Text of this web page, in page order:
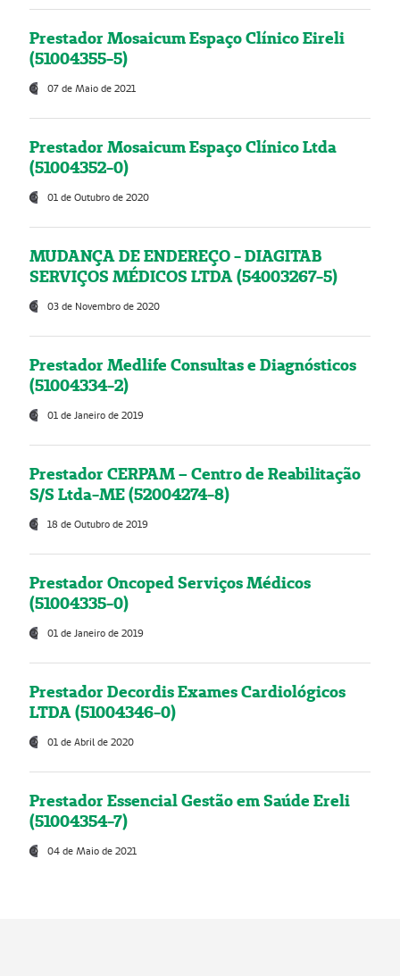
Prestador Mosaicum Espaço Clínico Eireli
(51004355-5)
07 de Maio de 2021
Prestador Mosaicum Espaço Clínico Ltda
(51004352-0)
01 de Outubro de 2020
MUDANÇA DE ENDEREÇO - DIAGITAB
SERVIÇOS MÉDICOS LTDA (54003267-5)
03 de Novembro de 2020
Prestador Medlife Consultas e Diagnósticos
(51004334-2)
01 de Janeiro de 2019
Prestador CERPAM – Centro de Reabilitação
S/S Ltda-ME (52004274-8)
18 de Outubro de 2019
Prestador Oncoped Serviços Médicos
(51004335-0)
01 de Janeiro de 2019
Prestador Decordis Exames Cardiológicos
LTDA (51004346-0)
01 de Abril de 2020
Prestador Essencial Gestão em Saúde Ereli
(51004354-7)
04 de Maio de 2021